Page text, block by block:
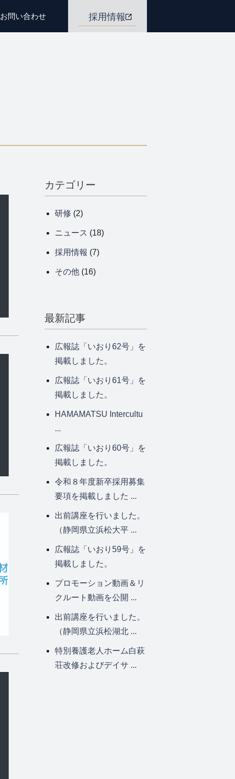
お問い合わせ 採用情報
カテゴリー
研修 (2)
ニュース (18)
採用情報 (7)
その他 (16)
最新記事
広報誌「いおり62号」を
掲載しました。
広報誌「いおり61号」を
掲載しました。
HAMAMATSU Intercultu
...
広報誌「いおり60号」を
掲載しました。
令和８年度新卒採用募集
要項を掲載しました ...
出前講座を行いました。
（静岡県立浜松大平 ...
広報誌「いおり59号」を
掲載しました。
プロモーション動画＆リ
クルート動画を公開 ...
出前講座を行いました。
（静岡県立浜松湖北 ...
特別養護老人ホーム白萩
荘改修およびデイサ ...